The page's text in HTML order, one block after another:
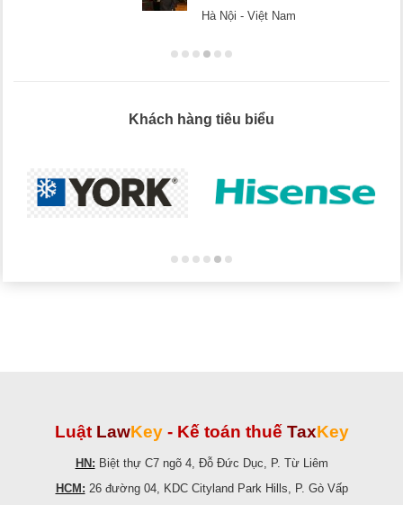
Hà Nội - Việt Nam
Khách hàng tiêu biểu
Luật LawKey - Kế toán thuế TaxKey
HN: Biệt thự C7 ngõ 4, Đỗ Đức Dục, P. Từ Liêm
HCM: 26 đường 04, KDC Cityland Park Hills, P. Gò Vấp